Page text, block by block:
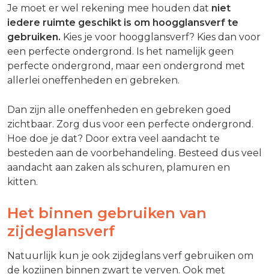
Je moet er wel rekening mee houden dat niet
iedere ruimte geschikt is om hoogglansverf te
gebruiken. Kies je voor hoogglansverf? Kies dan voor
een perfecte ondergrond. Is het namelijk geen
perfecte ondergrond, maar een ondergrond met
allerlei oneffenheden en gebreken.
Dan zijn alle oneffenheden en gebreken goed
zichtbaar. Zorg dus voor een perfecte ondergrond.
Hoe doe je dat? Door extra veel aandacht te
besteden aan de voorbehandeling. Besteed dus veel
aandacht aan zaken als schuren, plamuren en
kitten.
Het binnen gebruiken van
zijdeglansverf
Natuurlijk kun je ook zijdeglans verf gebruiken om
de kozijnen binnen zwart te verven. Ook met